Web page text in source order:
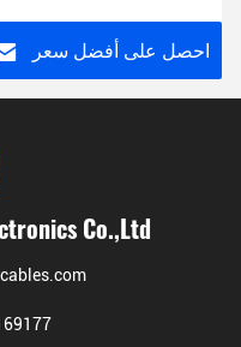
احصل على أفضل سعر
Co.,Ltd